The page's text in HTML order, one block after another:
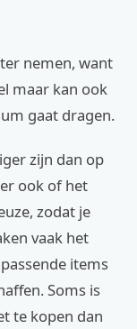
nemen, want
maar kan ook
gaat dragen.
zijn dan op
ook of het
zodat je
vaak het
items
Soms is
te kopen dan